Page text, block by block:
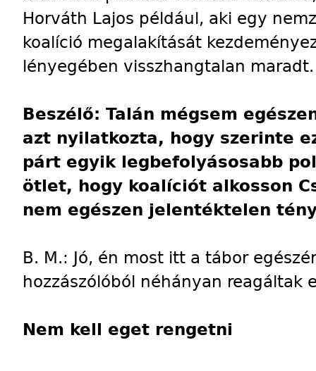
Horváth Lajos például, aki egy
koalíció megalakítását
lényegében visszhangtalan maradt.
Beszélő: Talán mégsem
azt nyilatkozta, hogy szerinte
párt egyik legbefolyásosabb
ötlet, hogy koalíciót alkosson
nem egészen jelentéktelen
B. M.: Jó, én most itt a tábor
hozzászólóból néhányan reagáltak
Nem kell eget rengetni